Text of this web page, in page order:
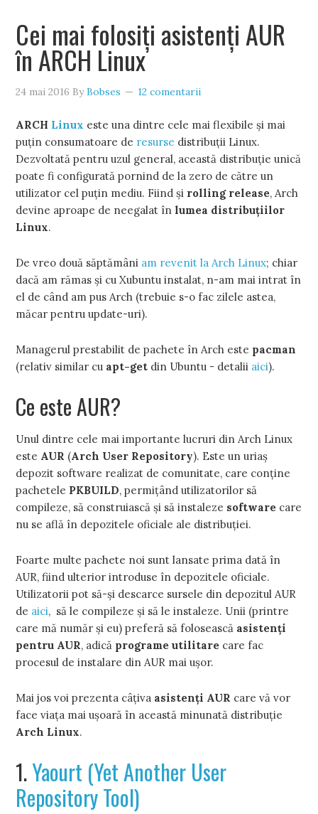
Cei mai folosiţi asistenţi AUR
în ARCH Linux
24 mai 2016 ByBobses 12 comentarii
ARCH Linux este una dintre cele mai flexibile şi mai
puţin consumatoare de resurse distribuţii Linux.
Dezvoltată pentru uzul general, această distribuţie unică
poate fi configurată pornind de la zero de către un
utilizator cel puţin mediu. Fiind şi rolling release, Arch
devine aproape de neegalat în lumea distribuţiilor
Linux.
De vreo două săptămâni am revenit la Arch Linux; chiar
dacă am rămas şi cu Xubuntu instalat, n-am mai intrat în
el de când am pus Arch (trebuie s-o fac zilele astea,
măcar pentru update-uri).
Managerul prestabilit de pachete în Arch este pacman
(relativ similar cu apt-get din Ubuntu - detalii aici).
Ce este AUR?
Unul dintre cele mai importante lucruri din Arch Linux
este AUR (Arch User Repository). Este un uriaş
depozit software realizat de comunitate, care conţine
pachetele PKBUILD, permiţând utilizatorilor să
compileze, să construiască şi să instaleze software care
nu se află în depozitele oficiale ale distribuţiei.
Foarte multe pachete noi sunt lansate prima dată în
AUR, fiind ulterior introduse în depozitele oficiale.
Utilizatorii pot să-şi descarce sursele din depozitul AUR
de aici, să le compileze şi să le instaleze. Unii (printre
care mă număr şi eu) preferă să folosească asistenţi
pentru AUR, adică programe utilitare care fac
procesul de instalare din AUR mai uşor.
Mai jos voi prezenta câţiva asistenţi AUR care vă vor
face viaţa mai uşoară în această minunată distribuţie
Arch Linux.
1.Yaourt (Yet Another User
Repository Tool)